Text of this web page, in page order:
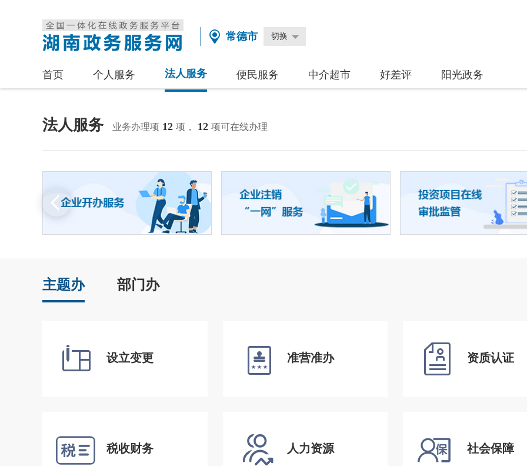
常德市 切换
首页 个人服务 法人服务 便民服务 中介超市 好差评 阳光政务
法人服务 业务办理项 12 项， 12 项可在线办理
主题办 部门办
设立变更 准营准办 资质认证
税收财务 人力资源 社会保障